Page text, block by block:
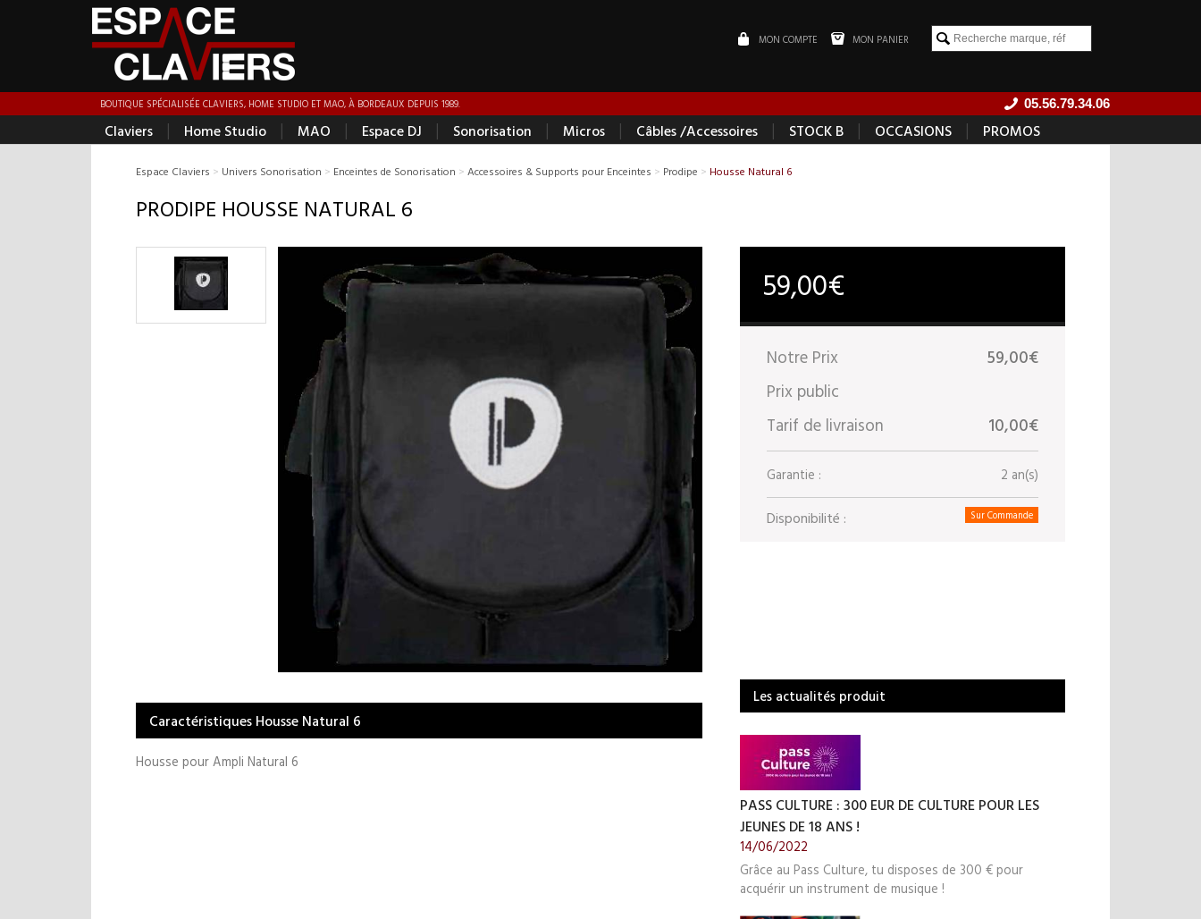
MON PANIER
MON COMPTE
05.56.79.34.06
BOUTIQUE SPÉCIALISÉE CLAVIERS, HOME STUDIO ET MAO, À BORDEAUX DEPUIS 1989.
Claviers | Home Studio | MAO | Espace DJ | Sonorisation | Micros | Câbles /Accessoires | STOCK B | OCCASIONS | PROMOS
Espace Claviers > Univers Sonorisation > Enceintes de Sonorisation > Accessoires & Supports pour Enceintes > Prodipe > Housse Natural 6
PRODIPE HOUSSE NATURAL 6
59,00€
Notre Prix
59,00€
Prix public
Tarif de livraison
10,00€
Garantie : 2 an(s)
Disponibilité : Sur Commande
Les actualités produit
PASS CULTURE : 300 EUR DE CULTURE POUR LES
JEUNES DE 18 ANS !
14/06/2022
Grâce au Pass Culture, tu disposes de 300 € pour
acquérir un instrument de musique !
Caractéristiques Housse Natural 6
Housse pour Ampli Natural 6